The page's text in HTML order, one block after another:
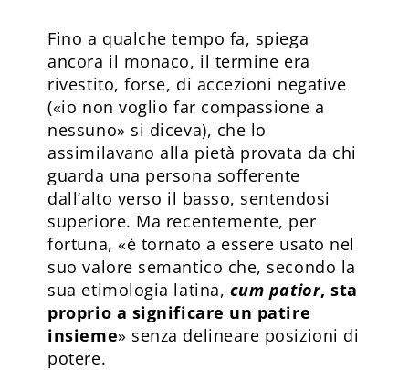
Fino a qualche tempo fa, spiega
ancora il monaco, il termine era
rivestito, forse, di accezioni negative
(«io non voglio far compassione a
nessuno» si diceva), che lo
assimilavano alla pietà provata da chi
guarda una persona sofferente
dall’alto verso il basso, sentendosi
superiore. Ma recentemente, per
fortuna, «è tornato a essere usato nel
suo valore semantico che, secondo la
sua etimologia latina, cum patior, sta
proprio a significare un patire
insieme» senza delineare posizioni di
potere.